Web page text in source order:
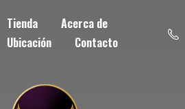
Tienda
Acerca de
Ubicación
Contacto